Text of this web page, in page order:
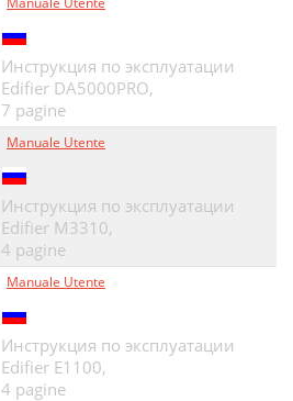
Инструкция по эксплуатации
Edifier DA5000PRO,
7 pagine
Manuale Utente
Инструкция по эксплуатации
Edifier M3310,
4 pagine
Manuale Utente
Инструкция по эксплуатации
Edifier E1100,
4 pagine